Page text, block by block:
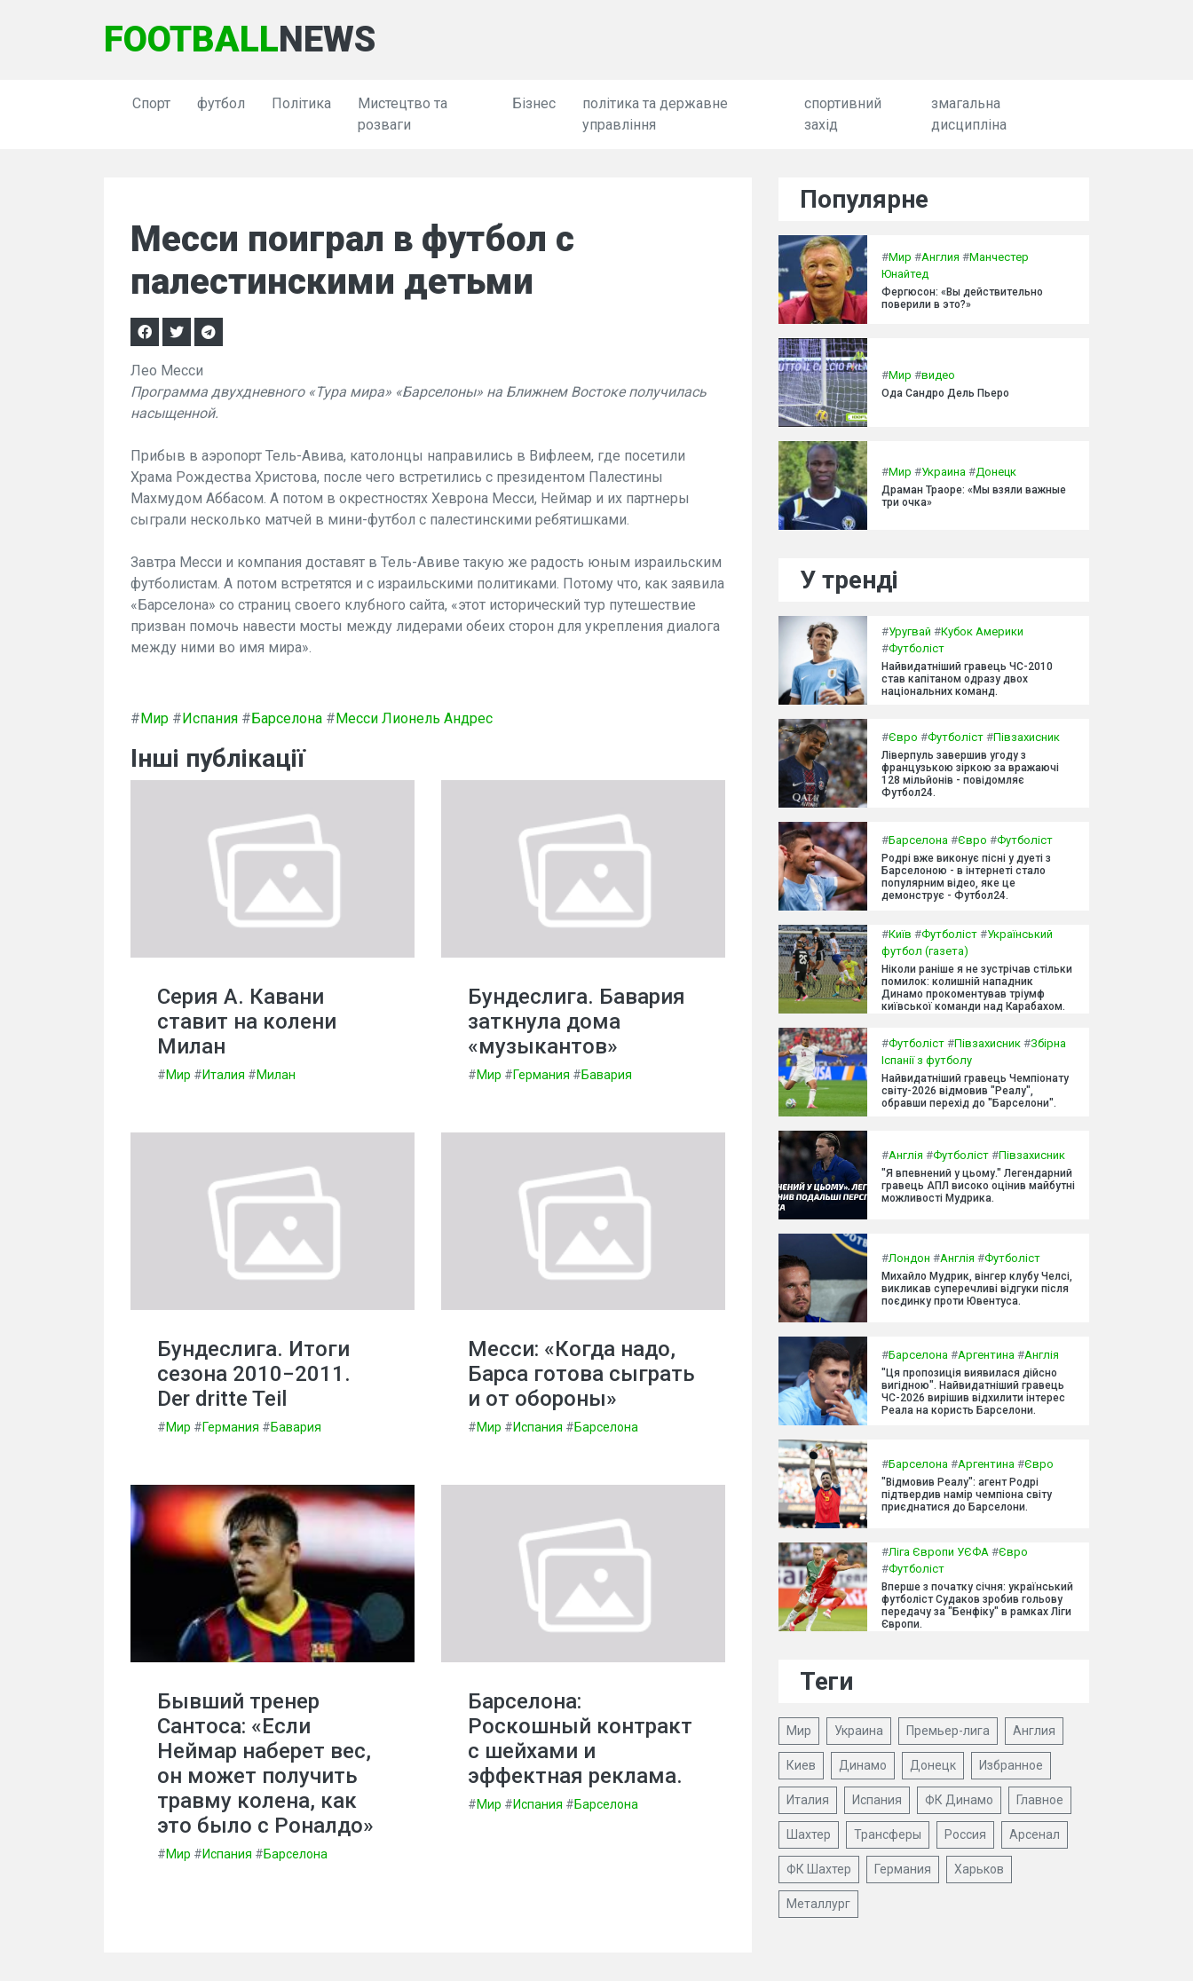
FOOTBALLNEWS
Спорт футбол Політика
Мистецтво та
розваги
Бізнес
політика та державне
управління
спортивний
захід
змагальна
дисципліна
Месси поиграл в футбол с
палестинскими детьми
Лео Месси
Программа двухдневного «Тура мира» «Барселоны» на Ближнем Востоке получилась
насыщенной.
Прибыв в аэропорт Тель-Авива, католонцы направились в Вифлеем, где посетили
Храма Рождества Христова, после чего встретились с президентом Палестины
Махмудом Аббасом. А потом в окрестностях Хеврона Месси, Неймар и их партнеры
сыграли несколько матчей в мини-футбол с палестинскими ребятишками.
Завтра Месси и компания доставят в Тель-Авиве такую же радость юным израильским
футболистам. А потом встретятся и с израильскими политиками. Потому что, как заявила
«Барселона» со страниц своего клубного сайта, «этот исторический тур путешествие
призван помочь навести мосты между лидерами обеих сторон для укрепления диалога
между ними во имя мира».
#Мир #Испания #Барселона #Месси Лионель Андрес
Інші публікації
Серия А. Кавани
ставит на колени
Милан
#Мир #Италия #Милан
Бундеслига. Бавария
заткнула дома
«музыкантов»
#Мир #Германия #Бавария
Бундеслига. Итоги
сезона 2010−2011.
Der dritte Teil
#Мир #Германия #Бавария
Месси: «Когда надо,
Барса готова сыграть
и от обороны»
#Мир #Испания #Барселона
Бывший тренер
Сантоса: «Если
Неймар наберет вес,
он может получить
травму колена, как
это было с Роналдо»
#Мир #Испания #Барселона
Барселона:
Роскошный контракт
с шейхами и
эффектная реклама.
#Мир #Испания #Барселона
Популярне
#Мир #Англия #Манчестер
Юнайтед
Фергюсон: «Вы действительно
поверили в это?»
#Мир #видео
Ода Сандро Дель Пьеро
#Мир #Украина #Донецк
Драман Траоре: «Мы взяли важные
три очка»
У тренді
#Уругвай #Кубок Америки
#Футболіст
Найвидатніший гравець ЧС-2010
став капітаном одразу двох
національних команд.
#Євро #Футболіст #Півзахисник
Ліверпуль завершив угоду з
французькою зіркою за вражаючі
128 мільйонів - повідомляє
Футбол24.
#Барселона #Євро #Футболіст
Родрі вже виконує пісні у дуеті з
Барселоною - в інтернеті стало
популярним відео, яке це
демонструє - Футбол24.
#Київ #Футболіст #Український
футбол (газета)
Ніколи раніше я не зустрічав стільки
помилок: колишній нападник
Динамо прокоментував тріумф
київської команди над Карабахом.
#Футболіст #Півзахисник #Збірна
Іспанії з футболу
Найвидатніший гравець Чемпіонату
світу-2026 відмовив "Реалу",
обравши перехід до "Барселони".
#Англія #Футболіст #Півзахисник
"Я впевнений у цьому." Легендарний
гравець АПЛ високо оцінив майбутні
можливості Мудрика.
#Лондон #Англія #Футболіст
Михайло Мудрик, вінгер клубу Челсі,
викликав суперечливі відгуки після
поєдинку проти Ювентуса.
#Барселона #Аргентина #Англія
"Ця пропозиція виявилася дійсно
вигідною". Найвидатніший гравець
ЧС-2026 вирішив відхилити інтерес
Реала на користь Барселони.
#Барселона #Аргентина #Євро
"Відмовив Реалу": агент Родрі
підтвердив намір чемпіона світу
приєднатися до Барселони.
#Ліга Європи УЄФА #Євро
#Футболіст
Вперше з початку січня: український
футболіст Судаков зробив гольову
передачу за "Бенфіку" в рамках Ліги
Європи.
Теги
Мир Украина Премьер-лига Англия
Киев Динамо Донецк Избранное
Италия Испания ФК Динамо Главное
Шахтер Трансферы Россия Арсенал
ФК Шахтер Германия Харьков
Металлург